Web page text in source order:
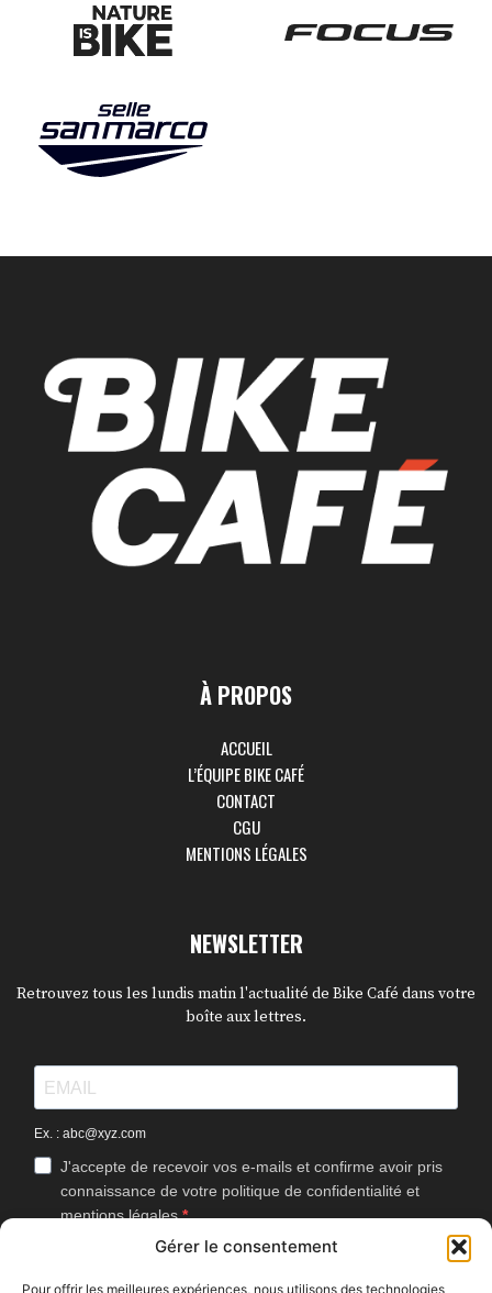
Gérer le consentement
Pour offrir les meilleures expériences, nous utilisons des technologies
À PROPOS
ACCUEIL
L’ÉQUIPE BIKE CAFÉ
CONTACT
CGU
MENTIONS LÉGALES
NEWSLETTER
Retrouvez tous les lundis matin l'actualité de Bike Café dans votre
boîte aux lettres.
Ex. : abc@xyz.com
J'accepte de recevoir vos e-mails et confirme avoir pris
connaissance de votre politique de confidentialité et
mentions légales.
Vous pouvez vous désinscrire à tout moment en cliquant sur le lien